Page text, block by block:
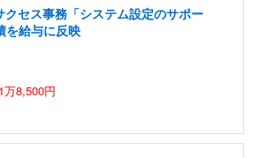
セス事務「システム設定のサポー
を給与に反映
万8,500円